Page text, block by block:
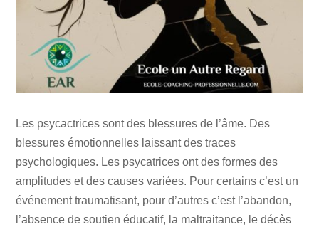
Les psycactrices sont des blessures de l’âme. Des
blessures émotionnelles laissant des traces
psychologiques. Les psycatrices ont des formes des
amplitudes et des causes variées. Pour certains c’est un
événement traumatisant, pour d’autres c’est l’abandon,
l’absence de soutien éducatif, la maltraitance, le décès